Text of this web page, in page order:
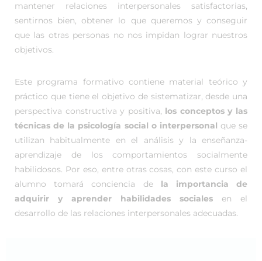
mantener relaciones interpersonales satisfactorias,
sentirnos bien, obtener lo que queremos y conseguir
que las otras personas no nos impidan lograr nuestros
objetivos.
Este programa formativo contiene material teórico y
práctico que tiene el objetivo de sistematizar, desde una
perspectiva constructiva y positiva, los conceptos y las
técnicas de la psicología social o interpersonal que se
utilizan habitualmente en el análisis y la enseñanza-
aprendizaje de los comportamientos socialmente
habilidosos. Por eso, entre otras cosas, con este curso el
alumno tomará conciencia de la importancia de
adquirir y aprender habilidades sociales en el
desarrollo de las relaciones interpersonales adecuadas.